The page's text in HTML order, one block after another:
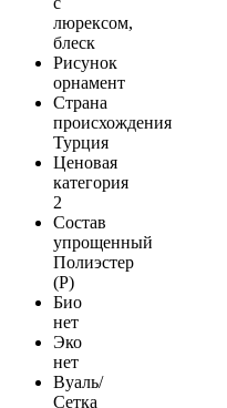
люрексом,
блеск
Рисунок
орнамент
Страна
происхождения
Турция
Ценовая
категория
2
Состав
упрощенный
Полиэстер
(Р)
Био
нет
Эко
нет
Вуаль/
Сетка